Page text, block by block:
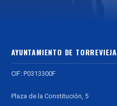
AYUNTAMIENTO DE TORREVIEJA
CIF: P0313300F
Plaza de la Constitución, 5